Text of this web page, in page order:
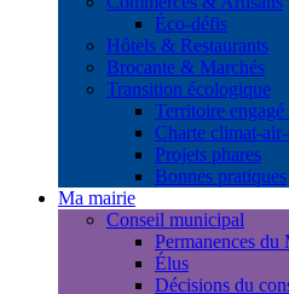
Éco-défis
Hôtels & Restaurants
Brocante & Marchés
Transition écologique
Territoire
Charte climat-
Projets phares
Bonnes pratiques
Ma mairie
Conseil municipal
Permanences du
Élus
Décisions du